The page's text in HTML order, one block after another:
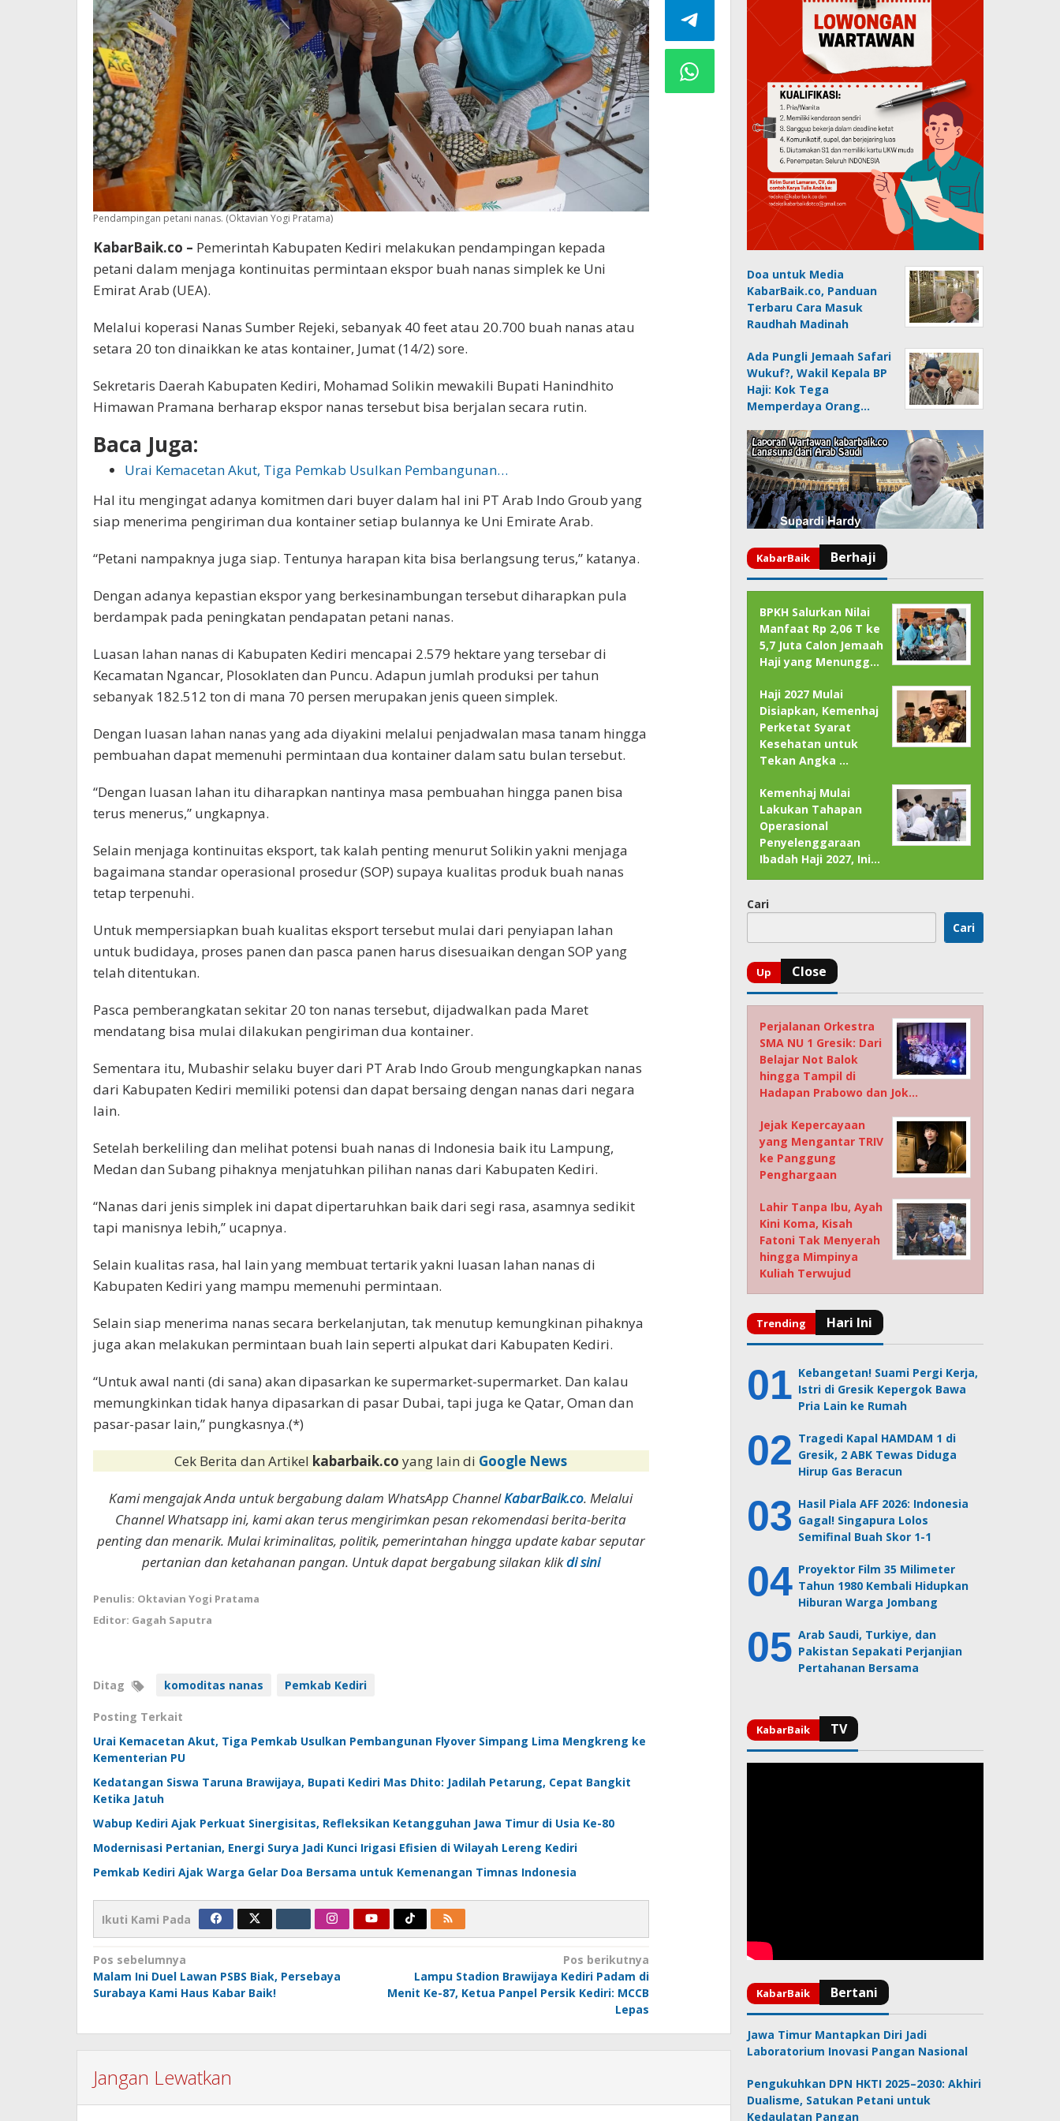
Pendampingan petani nanas. (Oktavian Yogi Pratama)
KabarBaik.co – Pemerintah Kabupaten Kediri melakukan pendampingan kepada
petani dalam menjaga kontinuitas permintaan ekspor buah nanas simplek ke Uni
Emirat Arab (UEA).
Melalui koperasi Nanas Sumber Rejeki, sebanyak 40 feet atau 20.700 buah nanas atau
setara 20 ton dinaikkan ke atas kontainer, Jumat (14/2) sore.
Sekretaris Daerah Kabupaten Kediri, Mohamad Solikin mewakili Bupati Hanindhito
Himawan Pramana berharap ekspor nanas tersebut bisa berjalan secara rutin.
Baca Juga:
Urai Kemacetan Akut, Tiga Pemkab Usulkan Pembangunan…
Hal itu mengingat adanya komitmen dari buyer dalam hal ini PT Arab Indo Groub yang
siap menerima pengiriman dua kontainer setiap bulannya ke Uni Emirate Arab.
“Petani nampaknya juga siap. Tentunya harapan kita bisa berlangsung terus,” katanya.
Dengan adanya kepastian ekspor yang berkesinambungan tersebut diharapkan pula
berdampak pada peningkatan pendapatan petani nanas.
Luasan lahan nanas di Kabupaten Kediri mencapai 2.579 hektare yang tersebar di
Kecamatan Ngancar, Plosoklaten dan Puncu. Adapun jumlah produksi per tahun
sebanyak 182.512 ton di mana 70 persen merupakan jenis queen simplek.
Dengan luasan lahan nanas yang ada diyakini melalui penjadwalan masa tanam hingga
pembuahan dapat memenuhi permintaan dua kontainer dalam satu bulan tersebut.
“Dengan luasan lahan itu diharapkan nantinya masa pembuahan hingga panen bisa
terus menerus,” ungkapnya.
Selain menjaga kontinuitas eksport, tak kalah penting menurut Solikin yakni menjaga
bagaimana standar operasional prosedur (SOP) supaya kualitas produk buah nanas
tetap terpenuhi.
Untuk mempersiapkan buah kualitas eksport tersebut mulai dari penyiapan lahan
untuk budidaya, proses panen dan pasca panen harus disesuaikan dengan SOP yang
telah ditentukan.
Pasca pemberangkatan sekitar 20 ton nanas tersebut, dijadwalkan pada Maret
mendatang bisa mulai dilakukan pengiriman dua kontainer.
Sementara itu, Mubashir selaku buyer dari PT Arab Indo Groub mengungkapkan nanas
dari Kabupaten Kediri memiliki potensi dan dapat bersaing dengan nanas dari negara
lain.
Setelah berkeliling dan melihat potensi buah nanas di Indonesia baik itu Lampung,
Medan dan Subang pihaknya menjatuhkan pilihan nanas dari Kabupaten Kediri.
“Nanas dari jenis simplek ini dapat dipertaruhkan baik dari segi rasa, asamnya sedikit
tapi manisnya lebih,” ucapnya.
Selain kualitas rasa, hal lain yang membuat tertarik yakni luasan lahan nanas di
Kabupaten Kediri yang mampu memenuhi permintaan.
Selain siap menerima nanas secara berkelanjutan, tak menutup kemungkinan pihaknya
juga akan melakukan permintaan buah lain seperti alpukat dari Kabupaten Kediri.
“Untuk awal nanti (di sana) akan dipasarkan ke supermarket-supermarket. Dan kalau
memungkinkan tidak hanya dipasarkan di pasar Dubai, tapi juga ke Qatar, Oman dan
pasar-pasar lain,” pungkasnya.(*)
Cek Berita dan Artikel kabarbaik.coyang lain di Google News
Kami mengajak Anda untuk bergabung dalam WhatsApp ChannelKabarBaik.co. Melalui
Channel Whatsapp ini, kami akan terus mengirimkan pesan rekomendasi berita-berita
penting dan menarik. Mulai kriminalitas, politik, pemerintahan hingga update kabar seputar
pertanian dan ketahanan pangan. Untuk dapat bergabung silakan klikdi sini
Penulis: Oktavian Yogi Pratama
Editor: Gagah Saputra
Ditag komoditas nanas Pemkab Kediri
Posting Terkait
Urai Kemacetan Akut, Tiga Pemkab Usulkan Pembangunan Flyover Simpang Lima Mengkreng ke
Kementerian PU
Kedatangan Siswa Taruna Brawijaya, Bupati Kediri Mas Dhito: Jadilah Petarung, Cepat Bangkit
Ketika Jatuh
Wabup Kediri Ajak Perkuat Sinergisitas, Refleksikan Ketangguhan Jawa Timur di Usia Ke-80
Modernisasi Pertanian, Energi Surya Jadi Kunci Irigasi Efisien di Wilayah Lereng Kediri
Pemkab Kediri Ajak Warga Gelar Doa Bersama untuk Kemenangan Timnas Indonesia
Ikuti Kami Pada
Navigasi
pos
Pos sebelumnya
Malam Ini Duel Lawan PSBS Biak, Persebaya
Surabaya Kami Haus Kabar Baik!
Pos berikutnya
Lampu Stadion Brawijaya Kediri Padam di
Menit Ke-87, Ketua Panpel Persik Kediri: MCCB
Lepas
Jangan Lewatkan
Doa untuk Media
KabarBaik.co, Panduan
Terbaru Cara Masuk
Raudhah Madinah
Ada Pungli Jemaah Safari
Wukuf?, Wakil Kepala BP
Haji: Kok Tega
Memperdaya Orang…
BPKH Salurkan Nilai
Manfaat Rp 2,06 T ke
5,7 Juta Calon Jemaah
Haji yang Menungg…
Haji 2027 Mulai
Disiapkan, Kemenhaj
Perketat Syarat
Kesehatan untuk
Tekan Angka …
Kemenhaj Mulai
Lakukan Tahapan
Operasional
Penyelenggaraan
Ibadah Haji 2027, Ini…
Cari
Cari
Perjalanan Orkestra
SMA NU 1 Gresik: Dari
Belajar Not Balok
hingga Tampil di
Hadapan Prabowo dan Jok…
Jejak Kepercayaan
yang Mengantar TRIV
ke Panggung
Penghargaan
Lahir Tanpa Ibu, Ayah
Kini Koma, Kisah
Fatoni Tak Menyerah
hingga Mimpinya
Kuliah Terwujud
Kebangetan! Suami Pergi Kerja,
Istri di Gresik Kepergok Bawa
Pria Lain ke Rumah
Tragedi Kapal HAMDAM 1 di
Gresik, 2 ABK Tewas Diduga
Hirup Gas Beracun
Hasil Piala AFF 2026: Indonesia
Gagal! Singapura Lolos
Semifinal Buah Skor 1-1
Proyektor Film 35 Milimeter
Tahun 1980 Kembali Hidupkan
Hiburan Warga Jombang
Arab Saudi, Turkiye, dan
Pakistan Sepakati Perjanjian
Pertahanan Bersama
Jawa Timur Mantapkan Diri Jadi
Laboratorium Inovasi Pangan Nasional
Pengukuhkan DPN HKTI 2025–2030: Akhiri
Dualisme, Satukan Petani untuk
Kedaulatan Pangan